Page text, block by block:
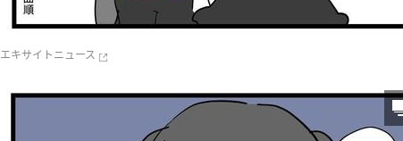
エキサイトニュース